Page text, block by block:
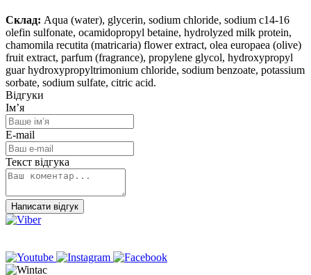
Склад: Аqua (water), glycerin, sodium chloride, sodium c14-16
olefin sulfonate, ocamidopropyl betaine, hydrolyzed milk protein,
chamomila recutita (matricaria) flower extract, olea europaea (olive)
fruit extract, parfum (fragrance), propylene glycol, hydroxypropyl
guar hydroxypropyltrimonium chloride, sodium benzoate, potassium
sorbate, sodium sulfate, citric acid.
Відгуки
Ім’я
E-mail
Текст відгука
Написати відгук